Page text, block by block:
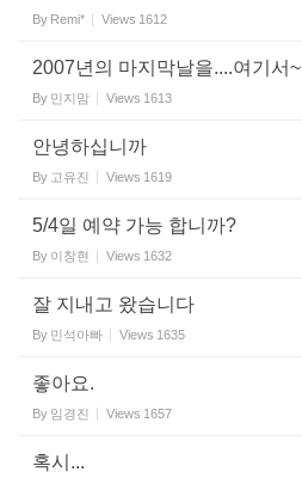
By Remi* Views 1612
2007년의 마지막날을....여기서~
By 민지맘 Views 1613
안녕하십니까
By 고유진 Views 1619
5/4일 예약 가능 합니까?
By 이창현 Views 1632
잘 지내고 왔습니다
By 민석아빠 Views 1635
좋아요.
By 임경진 Views 1657
혹시...